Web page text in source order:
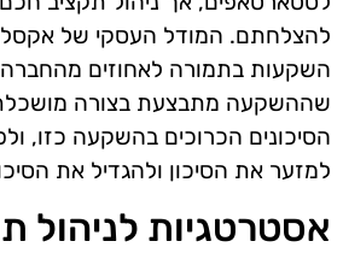
להצלחתם. המודל העסקי של
השקעות בתמורה לאחוזים
שההשקעה מתבצעת בצורה
הסיכונים הכרוכים בהשקעה כזו,
למזער את הסיכון ולהגדיל את
אסטרטגיות לניהול